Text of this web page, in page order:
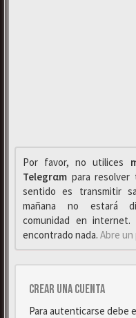
Por favor, no utilices
Telegrαm para resolver
sentido es transmitir
mañana no estará
comunidad en
encontrado nada. Abre
Crear una cuenta
Para autenticarse debe